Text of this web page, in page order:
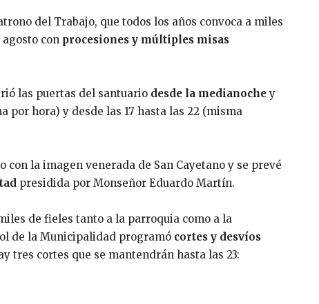
del Trabajo, que todos los años convoca a miles
con procesiones y múltiples misas
las puertas del santuario desde la medianochey
por hora) y desde las 17 hasta las 22 (misma
con la imagen venerada de San Cayetano y se prevé
presidida por Monseñor Eduardo Martín.
de fieles tanto a la parroquia como a la
de la Municipalidad programó cortes y desvíos
tres cortes que se mantendrán hasta las 23: